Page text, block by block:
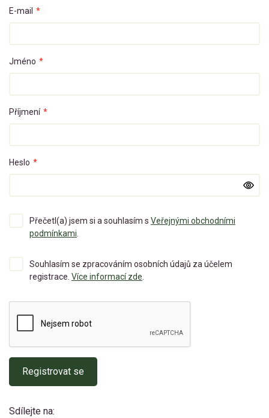
E-mail *
Jméno *
Příjmení *
Heslo *
Přečetl(a) jsem si a souhlasím s Veřejnými obchodními
podmínkami.
Souhlasím se zpracováním osobních údajů za účelem
registrace. Více informací zde.
Registrovat se
Sdílejte na: